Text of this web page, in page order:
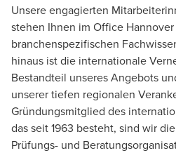
Unsere engagierten
stehen Ihnen im Office
branchenspezifischen
hinaus ist die internationale
Bestandteil unseres Angebots
unserer tiefen regionalen
Gründungsmitglied des
das seit 1963 besteht, sind wir
Prüfungs- und